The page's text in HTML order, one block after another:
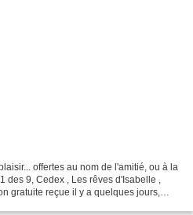
offertes au nom de l'amitié, ou à la
des 9, Cedex , Les rêves d'Isabelle ,
gratuite reçue il y a quelques jours,